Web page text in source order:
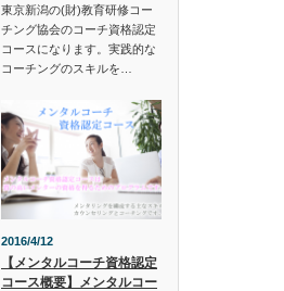
東京新潟の(財)教育研修コー
チング協会のコーチ資格認定
コースになります。実践的な
コーチングのスキルを…
2016/4/12
【メンタルコーチ資格認定
コース概要】メンタルコー